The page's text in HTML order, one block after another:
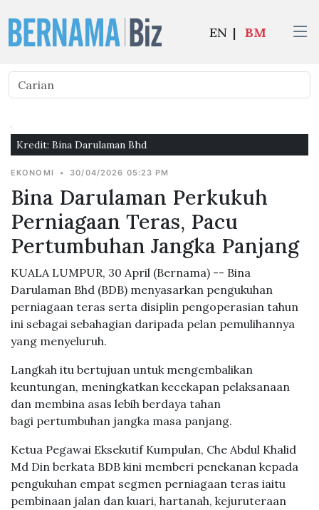
EN | BM
Kredit: Bina Darulaman Bhd
EKONOMI • 30/04/2026 05:23 PM
Bina Darulaman Perkukuh
Perniagaan Teras, Pacu
Pertumbuhan Jangka Panjang
KUALA LUMPUR, 30 April (Bernama) -- Bina
Darulaman Bhd (BDB) menyasarkan pengukuhan
perniagaan teras serta disiplin pengoperasian tahun
ini sebagai sebahagian daripada pelan pemulihannya
yang menyeluruh.
Langkah itu bertujuan untuk mengembalikan
keuntungan, meningkatkan kecekapan pelaksanaan
dan membina asas lebih berdaya tahan
bagi pertumbuhan jangka masa panjang.
Ketua Pegawai Eksekutif Kumpulan, Che Abdul Khalid
Md Din berkata BDB kini memberi penekanan kepada
pengukuhan empat segmen perniagaan teras iaitu
pembinaan jalan dan kuari, hartanah, kejuruteraan